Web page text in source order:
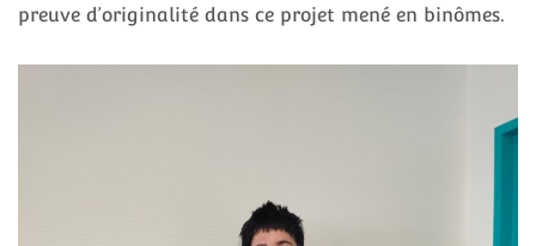
preuve d’originalité dans ce projet mené en binômes.